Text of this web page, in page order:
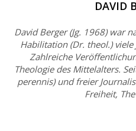
DAVID
David Berger (Jg. 1968) war
Habilitation (Dr. theol.)
Zahlreiche
Theologie des Mittelalters.
perennis) und freier
Freiheit,